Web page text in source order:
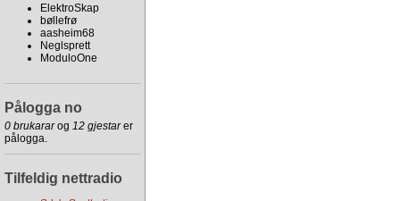
ElektroSkap
bøllefrø
aasheim68
Neglsprett
ModuloOne
Pålogga no
0 brukararog 12 gjestarer
pålogga.
Tilfeldig nettradio